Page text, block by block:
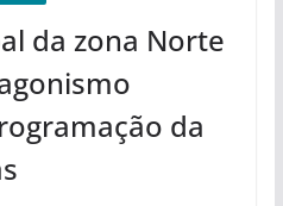
da zona Norte
da